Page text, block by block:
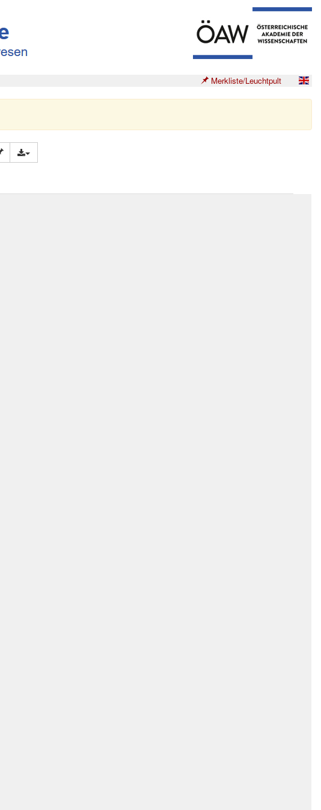
Merkliste/Leuchtpult